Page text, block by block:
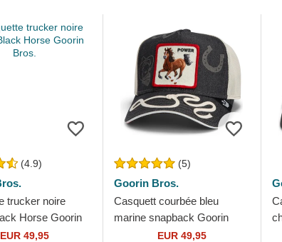
(4.9)
trucker noire
Horse Goorin
EUR 49,95
(5)
Goorin Bros.
Casquett courbée bleu
marine snapback Goorin
Bros. Power Full Throttle
EUR 49,95